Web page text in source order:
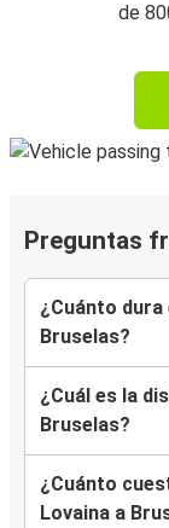
de
Preguntas
¿Cuánto dura
Bruselas?
¿Cuál es la
Bruselas?
¿Cuánto
Lovaina a